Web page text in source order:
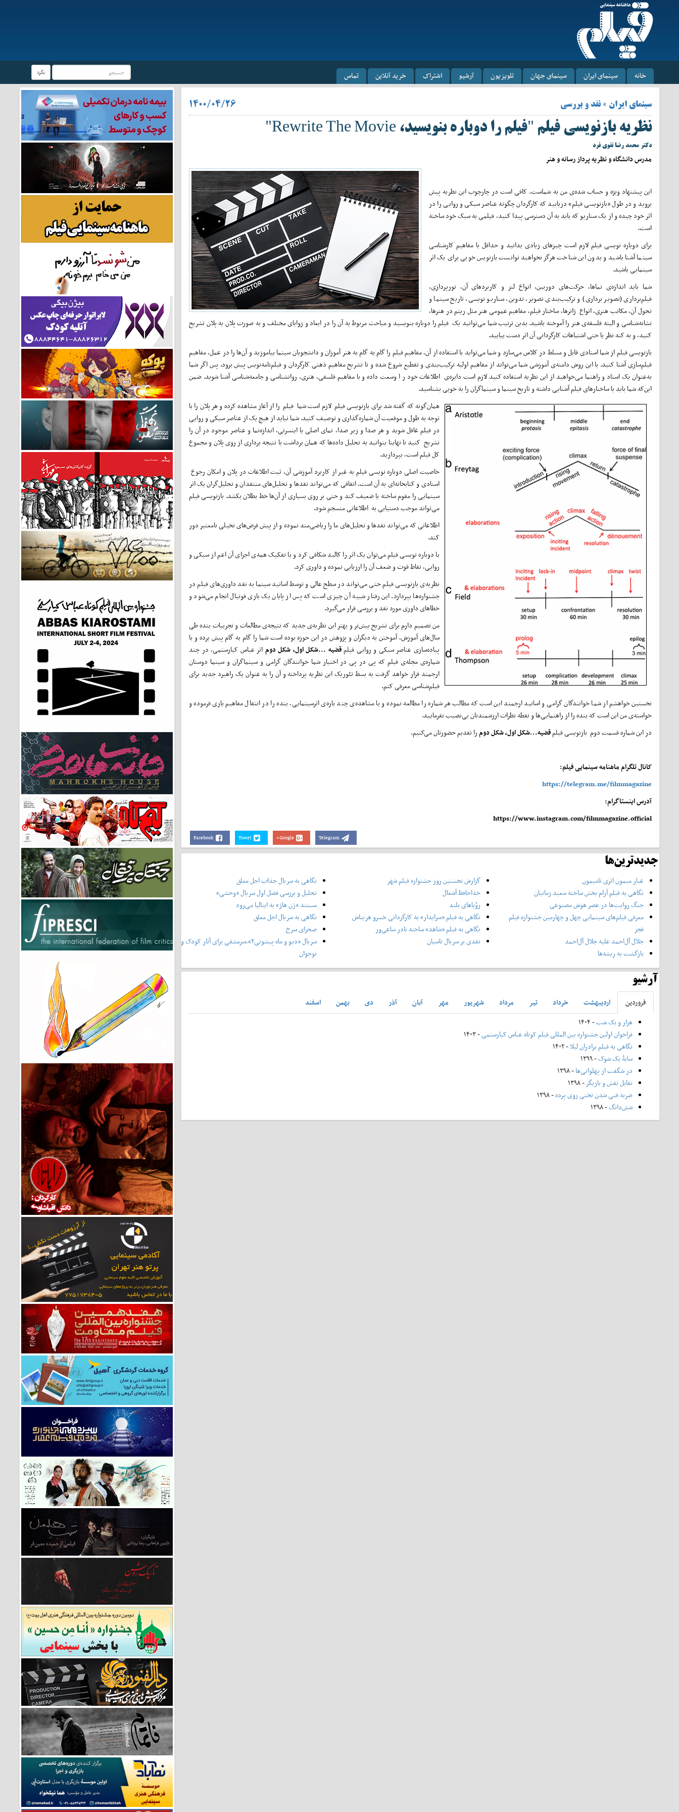
خانه سینمای ایران سینمای جهان تلویزیون آرشیو اشتراک خرید آنلاین تماس بگرد
سینمای ایران » نقد و بررسی ۱۴۰۰/۰۴/۲۶
نظریه بازنویسی فیلم "فیلم را دوباره بنویسید، Rewrite The Movie"
دکتر محمد رضا تقوی فرد
مدرس دانشگاه و نظریه پرداز رسانه و هنر
این پیشنهاد ویژه و حساب شده‌ی من به شماست. کافی است در چارچوب این نظریه پیش
بروید و در طول «بازنویسی فیلم» دریابید که کارگردان چگونه عناصر سبکی و روایی را در
اثر خود چیده و از یک سناریو که باید به آن دسترسی پیدا کنید، فیلمی به سبک خود ساخته
است.
برای دوباره نویسی فیلم لازم است چیزهای زیادی بدانید و حداقل با مفاهیم کارشناسی
سینما آشنا باشید و بدون این شناخت هرگز نخواهید توانست بازنویس خوبی برای یک اثر
سینمایی باشید.
شما باید اندازه‌ی نماها، حرکت‌های دوربین، انواع لنز و کاربرد‌های آن، نورپردازی،
فیلم‌برداری (تصویر برداری) و ترکیب‌بندی تصویر، تدوین، سناریو نویسی، تاریخ سینما و
تحول آن، مکاتب هنری، انواع ژانرها، ساختار فیلم، مفاهیم عمومی هنر مثل ریتم در هنرها،
نشانه‌شناسی و البته فلسفه‌ی هنر را آموخته باشید. بدین ترتیب شما می‌توانید یک فیلم را دوباره بنویسید و مباحث مربوط به آن را در ابعاد و زوایای مختلف و به صورت پلان به پلان تشریح
کنید، و به کنه نظر یا حتی اشتباهات کارگردانی آن اثر دست بیابید.
بازنویسی فیلم از شما استادی قابل و مسلط در کلاس می‌سازد و شما می‌تواید با استفاده از آن، مفاهیم فیلم را گام به گام به هنر آموزان و دانشجویان سینما بیاموزید و آن‌ها را در عمل، مفاهیم
فیلم‌سازی آشنا کنید. با این روش دامنه‌ی آموزشی شما می‌تواند از مفاهیم اولیه ترکیب‌بندی و تقطیع شروع شده و تا تشریح مفاهیم ذهنی کارگردان و فیلم‌نامه‌نویس پیش برود. پس اگر شما
به‌عنوان یک استاد و راهنما می‌خواهید از این نظریه استفاده کنید لازم است دایره‌ی اطلاعات خود ر ا وسعت داده و با مفاهیم فلسفی، هنری، روانشناسی و جامعه‌شناسی آشنا شوید. ضمن
این‌که شما باید با ساختارهای فیلم آشنایی داشته و تاریخ سینما و سینماگران را به خوبی بشناسید.
همان‌گونه که گفته شد برای بازنویسی فیلم لازم است شما فیلم را از آغاز مشاهده کرده و هر پلان را با
توجه به طول و موقعیت آن شماره‌گذاری و توصیف کنید. شما نباید از هیچ یک از عناصر سبکی و روایی
در فیلم غافل شوید و هر صدا و زیر صدا، نمای اصلی یا اینسرتی، اندازه‌نما و عناصر موجود در آن را
تشریح کنید تا نهایتا بتوانید به تحلیل داده‌ها که همان برداشت یا نتیجه برداری از روی پلان و مجموع
کل فیلم است، بپردازید.
خاصیت اصلی دوباره نویسی فیلم به غیر از کاربرد آموزشی آن، ثبت اطلاعات در پلان و امکان رجوع
اسنادی و کتابخانه‌ای به آن است. اتفاقی که می‌تواند نقدها و تحلیل‌های منتقدان و تحلیل‌گران یک اثر
سینمایی را مقوم ساخته یا ضعیف کند و حتی بر روی بسیاری از آن‌ها خط بطلان بکشد. بازنویسی فیلم
می‌تواند موجب دستیابی به اطلاعاتی منسجم شود.
اطلاعاتی که می‌تواند نقدها و تحلیل‌های ما را ریاضی‌مند نموده و از پیش فرض‌های تخیلی نامعتبر دور
کند.
با دوباره نویسی فیلم می‌توان یک اثر را کالبد شکافی کرد و با تفکیک همه‌ی اجزای آن اعم از سبکی و
روایی، نقاط قوت و ضعف آن را ارزیابی نموده و داوری کرد.
نظریه‌ی بازنویسی فیلم حتی می‌تواند در سطح عالی و توسط اساتید سینما به نقد داوری‌های فیلم در
جشنواره‌ها بپردازد. این رفتار شبیه آن چیزی است که پس از پایان یک بازی فوتبال انجام می‌شود و
خطاهای داوری مورد نقد و بررسی قرار می‌گیرد.
من تصمیم دارم برای تشریح بیش‌تر و بهتر این نظریه‌ی جدید که نتیجه‌ی مطالعات و تجربیات بنده طی
سال‌های آموزش، آموختن به دیگران و پژوهش در این حوزه بوده است شما را گام به گام پیش برده و با
پیاده‌سازی عناصر سبکی و روایی فیلمقضیه ...شکل اول، شکل دوم اثر عباس کیارستمی، در چند
شماره‌ی مجله‌ی فیلم که پی در پی در اختیار شما خوانندگان گرامی و سینماگران و سینما دوستان
ارجمند قرار خواهد گرفت به بسط تئوریک این نظریه پرداخته و آن را به عنوان یک راهبرد جدید برای
فیلم‌شناسی معرفی کنم.
نخستین خواهشم از شما خوانندگان گرامی و اساتید ارجمند این است که مطالب هر شماره را مطالعه نموده و با مشاهده‌ی چند باره‌ی اثرسینمایی، بنده را در انتقال مفاهیم یاری فرموده و
خواسته‌ی من این است که بنده را از راهنمایی‌ها و نقطه نظرات ارزشمندتان بی‌نصیب نفرمایید.
در این شماره قسمت دوم بازنویسی فیلمقضیه...شکل اول، شکل دومرا تقدیم حضورتان می‌کنیم.
کانال تلگرام ماهنامه سینمایی فیلم:
https://telegram.me/filmmagazine
آدرس اینستاگرام:
https://www.instagram.com/filmmagazine.official
Facebook Tweet Google+ Telegram
جدیدترین‌ها
غبار میمون اثری نامیمون
نگاهی به فیلم آرام بخش ساخته سعید زمانیان
جنگ روایت‌ها در عصر هوش مصنوعی
معرفی فیلم‌های سینمایی چهل‌ و چهارمین جشنواره فیلم
فجر
جلال آل‌احمد علیه جلال آل‌‌احمد
بازگشت به ریشه‌ها
گزارش نخستین روز جشنواره فیلم شهر
خداحافظ آشغال
رؤیاهای بلند
نگاهی به فیلم «سرایدار» به کارگردانی خسرو هریتاش
نگاهی به فیلم «شاهد» ساخته نادر ساعی‌ور
نقدی بر سریال تاسیان
نگاهی به سریال جذاب اجل معلق
تحلیل و بررسی فصل اول سریال «وحشی»
مستند «ژن هاژ» به ایتالیا می‌رود
نگاهی به سریال اجل معلق
صحرای سرخ
سریال «دیو و ماه پیشونی۲»،سرمشقی برای آثار کودک و
نوجوان
آرشیو
فروردين ارديبهشت خرداد تير مرداد شهريور مهر آبان آذر دی بهمن
اسفند
هزار و یک شب- ۱۴۰۴
فراخوان اولین جشنواره بین المللی فیلم کوتاه عباس کیارستمی- ۱۴۰۳
نگاهی به فیلم برادران لیلا- ۱۴۰۲
سایۀ یک شوک- ۱۳۹۹
در شگفت از پهلوانی‌ها- ۱۳۹۸
تقابل نقش و بازیگر - ۱۳۹۸
ضربه فنی شدن تختی روی پرده- ۱۳۹۸
شش‌دانگ- ۱۳۹۸